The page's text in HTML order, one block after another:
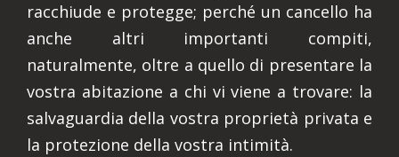
racchiude e protegge; perché un cancello ha
anche altri importanti compiti,
naturalmente, oltre a quello di presentare la
vostra abitazione a chi vi viene a trovare: la
salvaguardia della vostra proprietà privata e
la protezione della vostra intimità.